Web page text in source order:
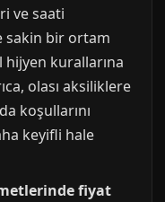
ve saati
sakin bir ortam
kurallarına
olası aksiliklere
koşullarını
keyifli hale
fiyat